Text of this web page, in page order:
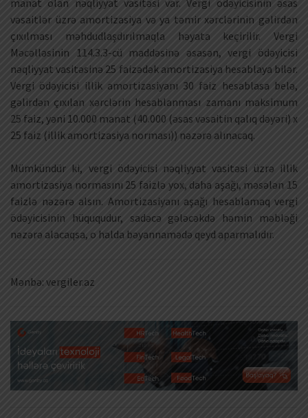
manat olan nəqliyyat vasitəsi var. Vergi ödəyicisinin əsas
vəsaitlər üzrə amortizasiya və ya təmir xərclərinin gəlirdən
çıxılması məhdudlaşdırılmaqla həyata keçirilir. Vergi
Məcəlləsinin 114.3.3-cü maddəsinə əsasən, vergi ödəyicisi
nəqliyyat vasitəsinə 25 faizədək amortizasiya hesablaya bilər.
Vergi ödəyicisi illik amortizasiyanı 30 faiz hesablasa belə,
gəlirdən çıxılan xərclərin hesablanması zamanı maksimum
25 faiz, yəni 10.000 manat (40.000 (əsas vəsaitin qalıq dəyəri) x
25 faiz (illik amortizasiya norması)) nəzərə alınacaq.
Mümkündür ki, vergi ödəyicisi nəqliyyat vasitəsi üzrə illik
amortizasiya normasını 25 faizlə yox, daha aşağı, məsələn 15
faizlə nəzərə alsın. Amortizasiyanı aşağı hesablamaq vergi
ödəyicisinin hüququdur, sadəcə gələcəkdə həmin məbləği
nəzərə alacaqsa, o halda bəyannamədə qeyd aparmalıdır.
Mənbə: vergiler.az